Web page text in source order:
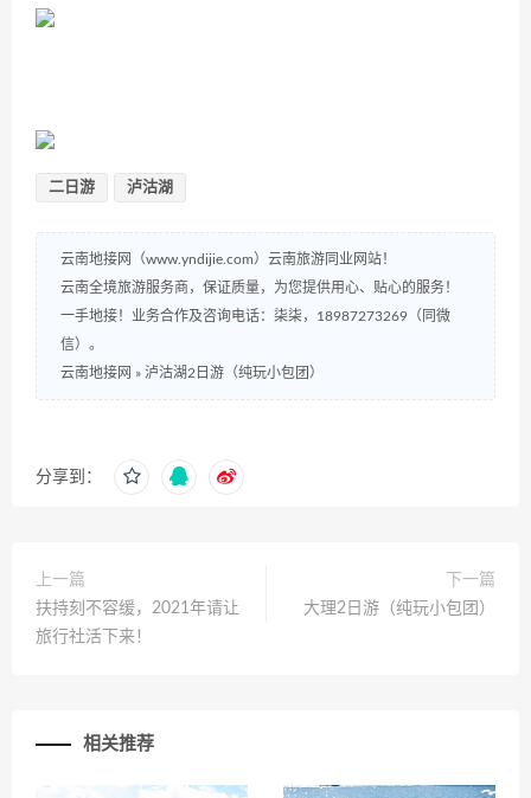
二日游 泸沽湖
云南地接网（www.yndijie.com）云南旅游同业网站！
云南全境旅游服务商，保证质量，为您提供用心、贴心的服务！
一手地接！业务合作及咨询电话：柒柒，18987273269（同微
信）。
云南地接网 » 泸沽湖2日游（纯玩小包团）
分享到：
上一篇
扶持刻不容缓，2021年请让
旅行社活下来！
下一篇
大理2日游（纯玩小包团）
相关推荐